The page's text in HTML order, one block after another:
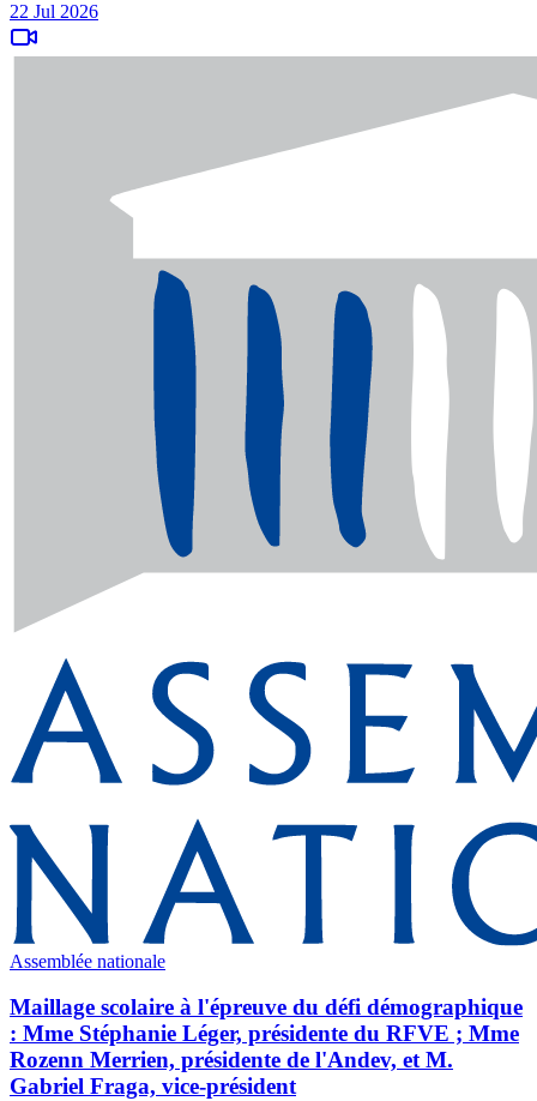
22 Jul 2026
Assemblée nationale
Maillage scolaire à l'épreuve du défi démographique
: Mme Stéphanie Léger, présidente du RFVE ; Mme
Rozenn Merrien, présidente de l'Andev, et M.
Gabriel Fraga, vice-président